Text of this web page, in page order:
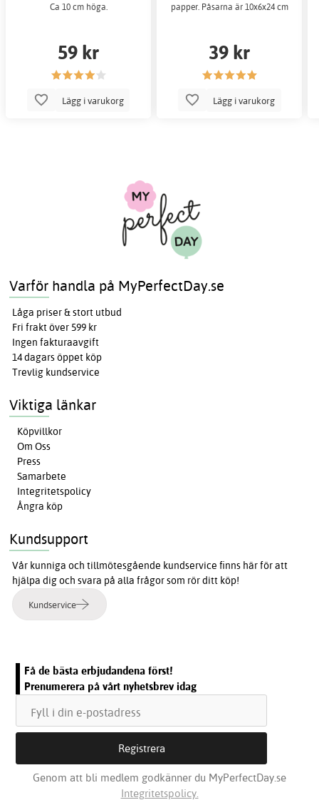
Ca 10 cm höga.
59 kr
Lägg i varukorg
papper. Påsarna är 10x6x24 cm
39 kr
Lägg i varukorg
Varför handla på MyPerfectDay.se
Låga priser & stort utbud
Fri frakt över 599 kr
Ingen fakturaavgift
14 dagars öppet köp
Trevlig kundservice
Viktiga länkar
Köpvillkor
Om Oss
Press
Samarbete
Integritetspolicy
Ångra köp
Kundsupport
Vår kunniga och tillmötesgående kundservice finns här för att
hjälpa dig och svara på alla frågor som rör ditt köp!
Kundservice
Få de bästa erbjudandena först!
Prenumerera på vårt nyhetsbrev idag
Genom att bli medlem godkänner du MyPerfectDay.se
Integritetspolicy.